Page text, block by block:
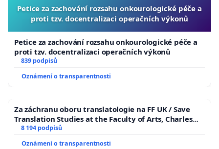
Petice za zachování rozsahu onkourologické péče a
proti tzv. docentralizaci operačních výkonů
Petice za zachování rozsahu onkourologické péče a
proti tzv. docentralizaci operačních výkonů
839 podpisů
Oznámení o transparentnosti
Za záchranu oboru translatologie na FF UK / Save
Translation Studies at the Faculty of Arts, Charles
University
8 194 podpisů
Oznámení o transparentnosti